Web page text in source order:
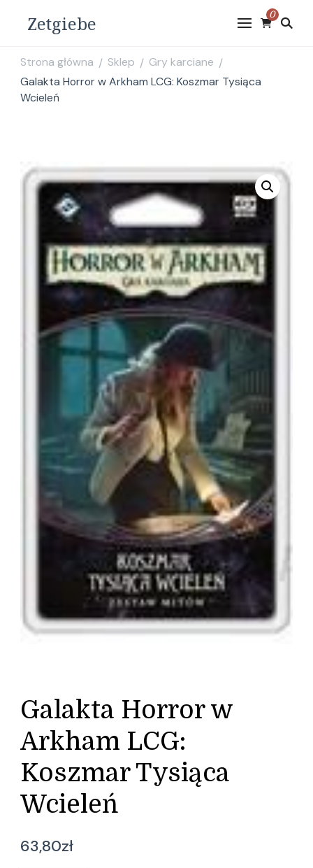
Zetgiebe 0
Strona główna / Sklep / Gry karciane /
Galakta Horror w Arkham LCG: Koszmar Tysiąca
Wcieleń
Galakta Horror w
Arkham LCG:
Koszmar Tysiąca
Wcieleń
63,80zł